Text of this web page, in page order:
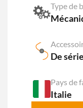
Type de
De série
Pays de
Italie